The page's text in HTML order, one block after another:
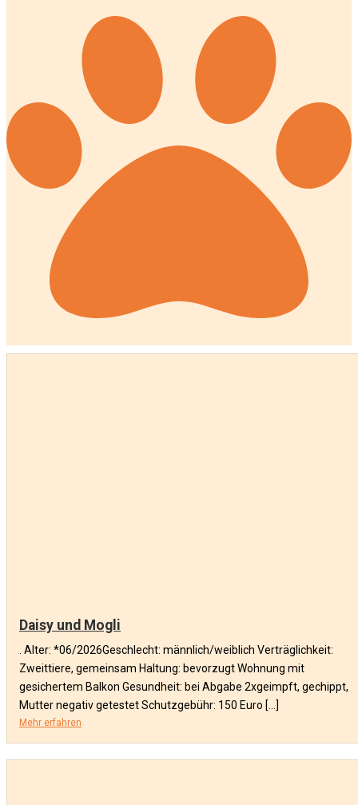
Daisy und Mogli
. Alter: *06/2026Geschlecht: männlich/weiblich Verträglichkeit:
Zweittiere, gemeinsam Haltung: bevorzugt Wohnung mit
gesichertem Balkon Gesundheit: bei Abgabe 2xgeimpft, gechippt,
Mutter negativ getestet Schutzgebühr: 150 Euro […]
Mehr erfahren